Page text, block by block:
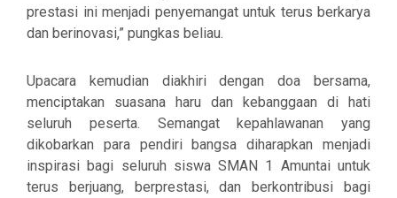
prestasi ini menjadi penyemangat untuk terus berkarya
dan berinovasi,” pungkas beliau.
Upacara kemudian diakhiri dengan doa bersama,
menciptakan suasana haru dan kebanggaan di hati
seluruh peserta. Semangat kepahlawanan yang
dikobarkan para pendiri bangsa diharapkan menjadi
inspirasi bagi seluruh siswa SMAN 1 Amuntai untuk
terus berjuang, berprestasi, dan berkontribusi bagi